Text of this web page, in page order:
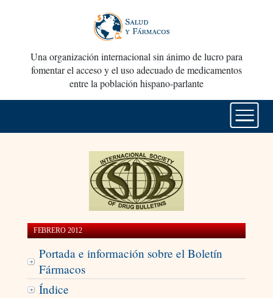
Una organización internacional sin ánimo de lucro para
fomentar el acceso y el uso adecuado de medicamentos
entre la población hispano-parlante
FEBRERO 2012
Portada e información sobre el Boletín
Fármacos
Índice